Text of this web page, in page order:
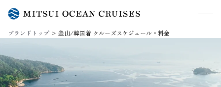
メニュ
ブランドトップ 釜山/韓国着 クルーズスケジュール・料金